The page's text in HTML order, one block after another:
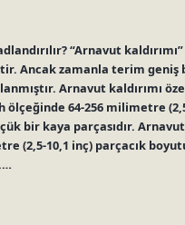
“Arnavut
Ancak zamanla terim geniş
Arnavut kaldırımı
ölçeğinde 64-256 milimetre
bir kaya parçasıdır.
(2,5-10,1 inç) parçacık